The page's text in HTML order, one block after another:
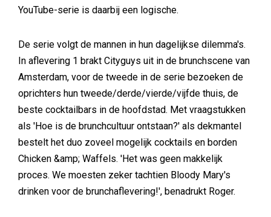
YouTube-serie is daarbij een logische.
De serie volgt de mannen in hun dagelijkse dilemma's.
In aflevering 1 brakt Cityguys uit in de brunchscene van
Amsterdam, voor de tweede in de serie bezoeken de
oprichters hun tweede/derde/vierde/vijfde thuis, de
beste cocktailbars in de hoofdstad. Met vraagstukken
als 'Hoe is de brunchcultuur ontstaan?' als dekmantel
bestelt het duo zoveel mogelijk cocktails en borden
Chicken &amp; Waffels. 'Het was geen makkelijk
proces. We moesten zeker tachtien Bloody Mary's
drinken voor de brunchaflevering!', benadrukt Roger.